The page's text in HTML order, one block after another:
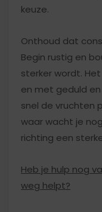
keuze.
Onthoud dat
Begin rustig en
sterker wordt.
en met geduld
snel de vruchten
waar wacht je
richting een
Heb je hulp nog
weg helpt?